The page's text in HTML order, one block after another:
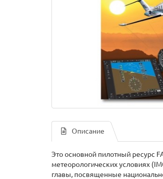
Описание
Это основной пилотный ресурс
метеорологических условиях
главы, посвященные